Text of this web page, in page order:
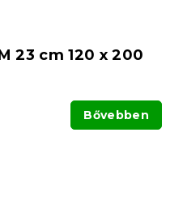
23 cm 120 x 200
Bővebben